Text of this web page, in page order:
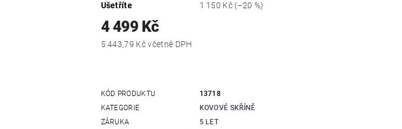
Ušetříte
1 150 Kč (–20 %)
4 499 Kč
5 443,79 Kč včetně DPH
KÓD PRODUKTU
13718
KATEGORIE
KOVOVÉ SKŘÍNĚ
ZÁRUKA
5 LET